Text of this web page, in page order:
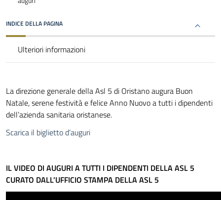
INDICE DELLA PAGINA
Ulteriori informazioni
La direzione generale della Asl 5 di Oristano augura Buon
Natale, serene festività e felice Anno Nuovo a tutti i dipendenti
dell’azienda sanitaria oristanese.
Scarica il biglietto d’auguri
IL VIDEO DI AUGURI A TUTTI I DIPENDENTI DELLA ASL 5
CURATO DALL’UFFICIO STAMPA DELLA ASL 5